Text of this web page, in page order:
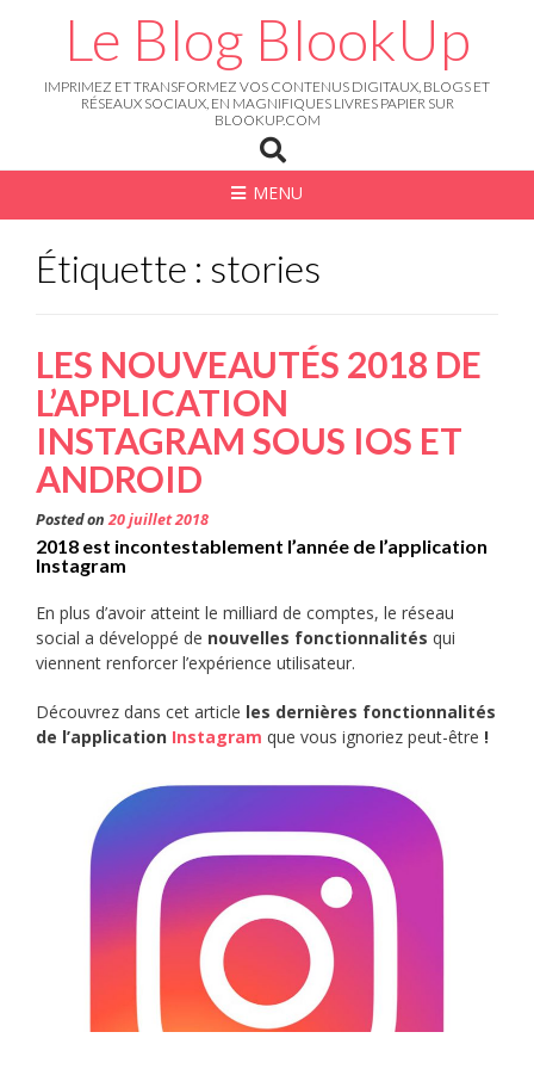
Le Blog BlookUp
IMPRIMEZ ET TRANSFORMEZ VOS CONTENUS DIGITAUX, BLOGS ET
RÉSEAUX SOCIAUX, EN MAGNIFIQUES LIVRES PAPIER SUR
BLOOKUP.COM
MENU
Étiquette : stories
LES NOUVEAUTÉS 2018 DE
L’APPLICATION
INSTAGRAM SOUS IOS ET
ANDROID
Posted on20 juillet 2018
2018 est incontestablement l’année de l’application
Instagram
En plus d’avoir atteint le milliard de comptes, le réseau
social a développé de nouvelles fonctionnalités qui
viennent renforcer l’expérience utilisateur.
Découvrez dans cet article les dernières fonctionnalités
de l’application Instagram que vous ignoriez peut-être !